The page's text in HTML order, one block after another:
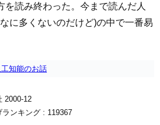
を読み終わった。今まで読んだ人
に多くないのだけど)の中で一番易
知能のお話
2000-12
ランキング : 119367